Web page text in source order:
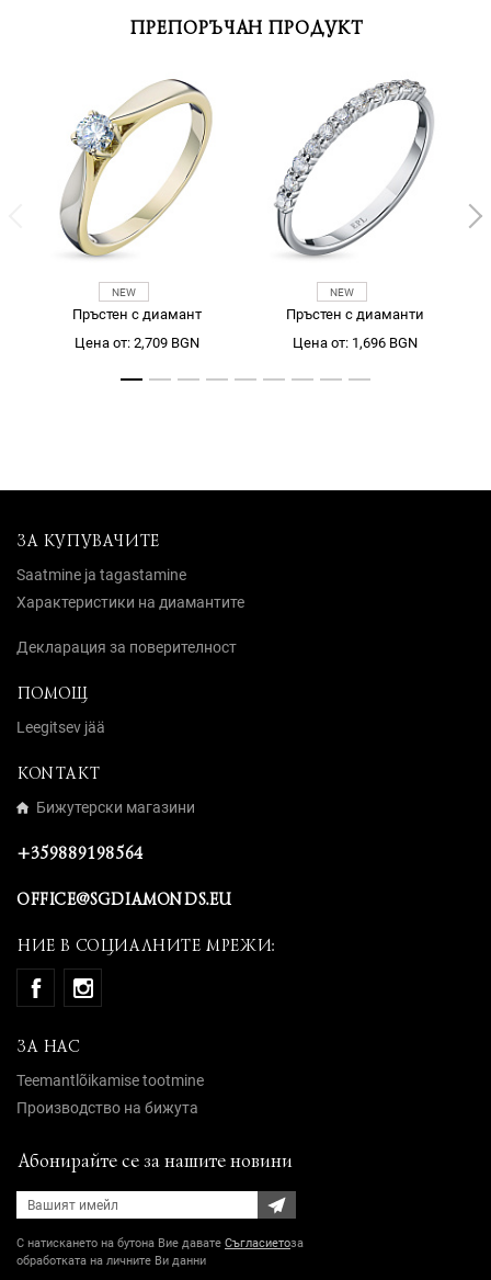
ПРЕПОРЪЧАН ПРОДУКТ
Пръстен с диамант
Цена от: 2,709 BGN
Пръстен с диаманти
Цена от: 1,696 BGN
ЗА КУПУВАЧИТЕ
Saatmine ja tagastamine
Характеристики на диамантите
Декларация за поверителност
ПОМОЩ
Leegitsev jää
KONTAKT
Бижутерски магазини
+359889198564
OFFICE@SGDIAMONDS.EU
НИЕ В СОЦИАЛНИТЕ МРЕЖИ:
ЗА НАС
Teemantlõikamise tootmine
Производство на бижута
Абонирайте се за нашите новини
С натискането на бутона Вие давате Съгласиетоза
обработката на личните Ви данни